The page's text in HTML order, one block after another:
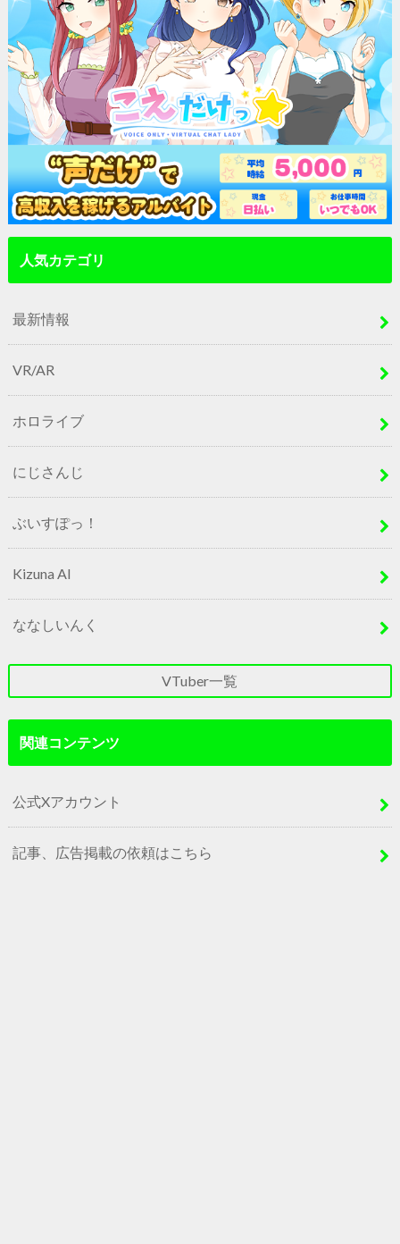
人気カテゴリ
最新情報
VR/AR
ホロライブ
にじさんじ
ぶいすぽっ！
Kizuna AI
ななしいんく
VTuber一覧
関連コンテンツ
公式Xアカウント
記事、広告掲載の依頼はこちら